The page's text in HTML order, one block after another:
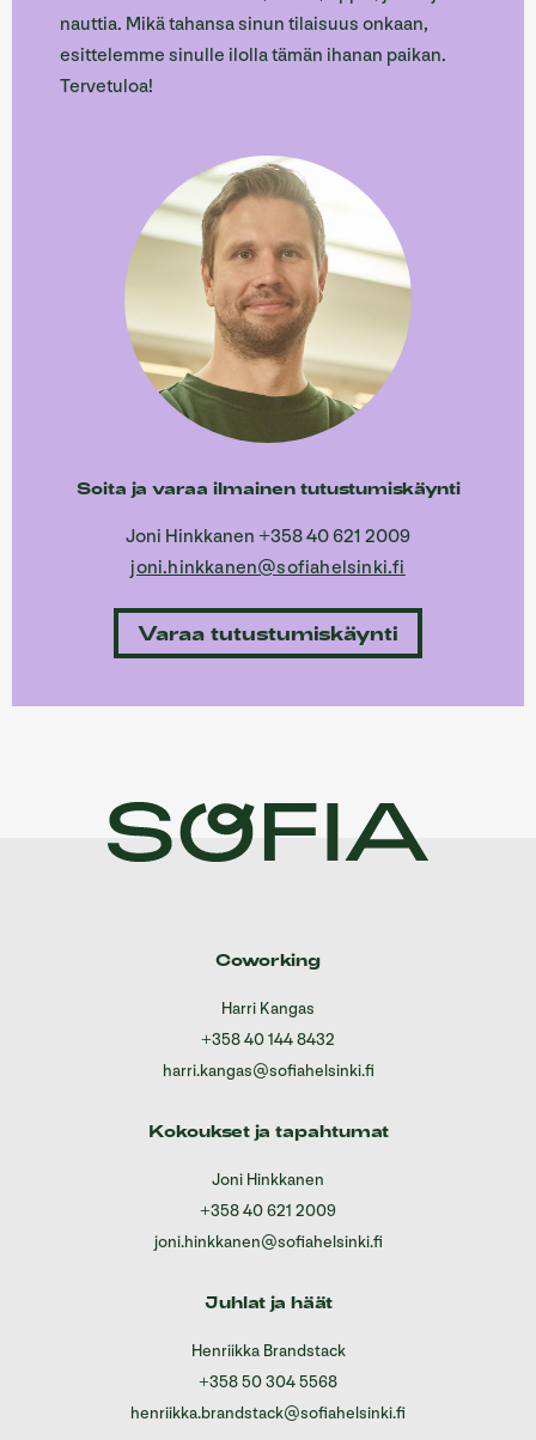
nauttia. Mikä tahansa sinun tilaisuus onkaan,
esittelemme sinulle ilolla tämän ihanan paikan.
Tervetuloa!
Soita ja varaa ilmainen tutustumiskäynti
Joni Hinkkanen +358 40 621 2009
joni.hinkkanen@sofiahelsinki.fi
Varaa tutustumiskäynti
Coworking
Harri Kangas
+358 40 144 8432
harri.kangas@sofiahelsinki.fi
Kokoukset ja tapahtumat
Joni Hinkkanen
+358 40 621 2009
joni.hinkkanen@sofiahelsinki.fi
Juhlat ja häät
Henriikka Brandstack
+358 50 304 5568
henriikka.brandstack@sofiahelsinki.fi